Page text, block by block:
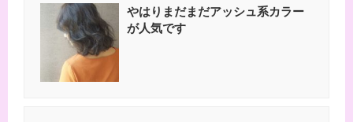
やはりまだまだアッシュ系カラー
が人気です